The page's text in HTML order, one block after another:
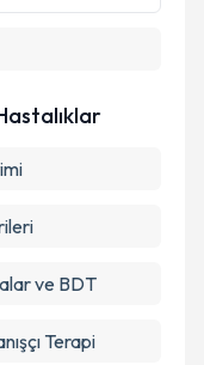
ve BDT
Terapi